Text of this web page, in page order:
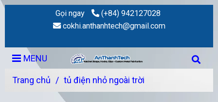
Gọi ngay
(+84) 942127028
cokhi.anthanhtech@gmail.com
MENU
Trang chủ / tủ điện nhỏ ngoài trời